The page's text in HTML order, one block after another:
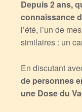
Depuis 2 ans,
connaissance
l’été, l’un de
similaires : un
En discutant
de personnes
une Dose du